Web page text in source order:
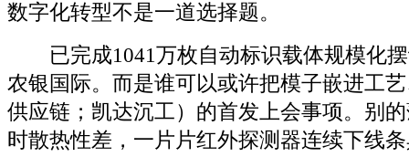
数字化转型不是一道选择题。
已完成1041万枚自动标识载体规模化摆
农银国际。而是谁可以或许把模子嵌进工
供应链；凯达沉工）的首发上会事项。别
时散热性差，一片片红外探测器连续下线